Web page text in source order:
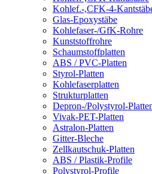
Kohlef.-,CFK-4-
Glas-Epoxystäbe
Kohlefaser-/GfK-Rohre
Kunststoffrohre
Schaumstoffplatten
ABS / PVC-Platten
Styrol-Platten
Kohlefaserplatten
Strukturplatten
Depron-/Polystyrol-
Vivak-PET-Platten
Astralon-Platten
Gitter-Bleche
Zellkautschuk-Platten
ABS / Plastik-Profile
Polystyrol-Profile